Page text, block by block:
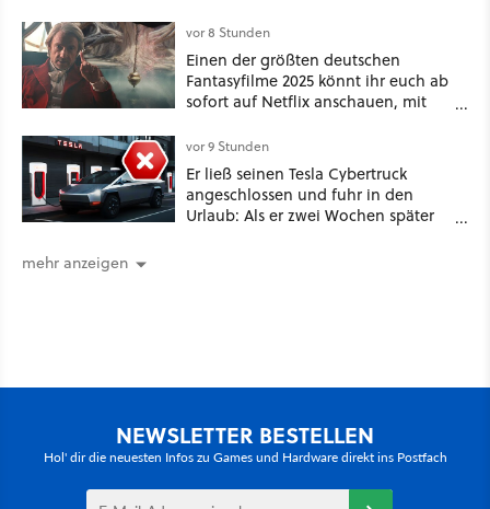
vor 8 Stunden
Einen der größten deutschen
Fantasyfilme 2025 könnt ihr euch ab
sofort auf Netflix anschauen, mit
vor 9 Stunden
Er ließ seinen Tesla Cybertruck
angeschlossen und fuhr in den
Urlaub: Als er zwei Wochen später
mehr anzeigen
NEWSLETTER BESTELLEN
Hol' dir die neuesten Infos zu Games und Hardware direkt ins Postfach